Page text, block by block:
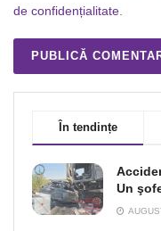
de confidențialitate.
În tendințe
Un